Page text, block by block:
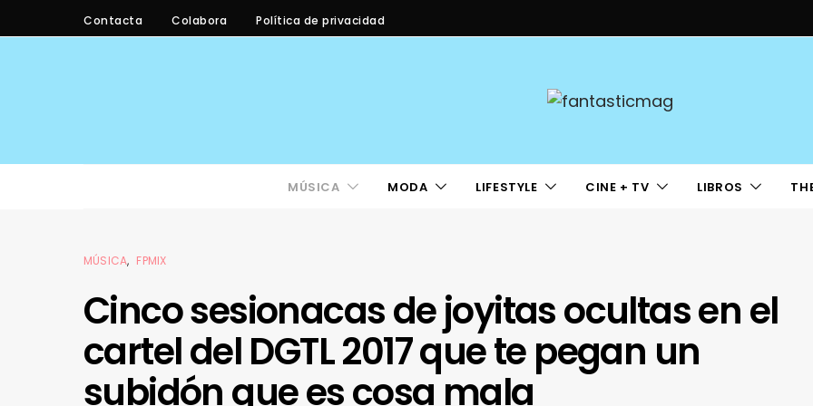
Contacta Colabora Política de privacidad
MÚSICA MODA LIFESTYLE CINE + TV LIBROS
MÚSICA FPMIX
Cinco sesionacas de joyitas ocultas en el
cartel del DGTL 2017 que te pegan un
subidón que es cosa mala